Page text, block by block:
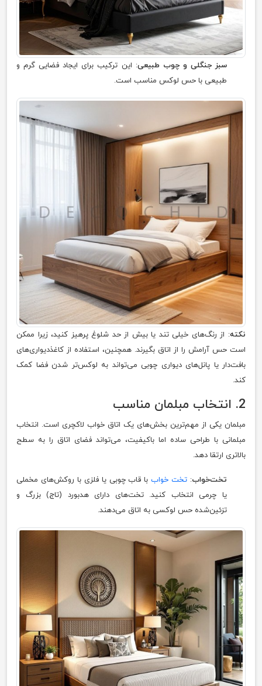
سبز جنگلی و چوب طبیعی: این ترکیب برای ایجاد فضایی گرم و
طبیعی با حس لوکس مناسب است.
نکته: از رنگ‌های خیلی تند یا بیش از حد شلوغ پرهیز کنید، زیرا ممکن
است حس آرامش را از اتاق بگیرند. همچنین، استفاده از کاغذدیواری‌های
بافت‌دار یا پانل‌های دیواری چوبی می‌تواند به لوکس‌تر شدن فضا کمک
کند.
2. انتخاب مبلمان مناسب
مبلمان یکی از مهم‌ترین بخش‌های یک اتاق خواب لاکچری است. انتخاب
مبلمانی با طراحی ساده اما باکیفیت، می‌تواند فضای اتاق را به سطح
بالاتری ارتقا دهد.
تخت‌خواب: تخت‌ خواببا قاب چوبی یا فلزی با روکش‌های مخملی
یا چرمی انتخاب کنید. تخت‌های دارای هدبورد (تاج) بزرگ و
تزئین‌شده حس لوکسی به اتاق می‌دهند.